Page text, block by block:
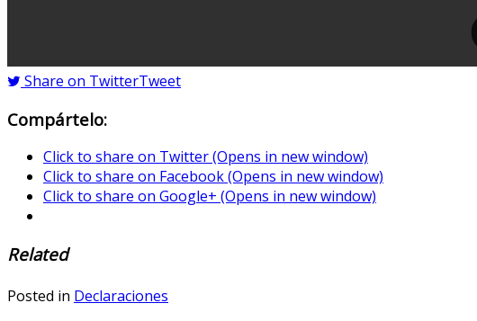
Share on TwitterTweet
Compártelo:
Click to share on Twitter (Opens in new window)
Click to share on Facebook (Opens in new window)
Click to share on Google+ (Opens in new window)
Related
Posted in Declaraciones